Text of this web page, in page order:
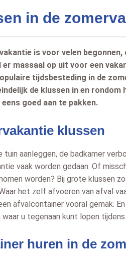
in de
is voor velen
er massaal op uit voor een
tijdsbesteding in de
de klussen in en
goed aan te pakken.
klussen
tuin aanleggen, de badkamer
vaak worden gedaan. Of
worden? Bij grote klussen
het zelf afvoeren van afval
afvalcontainer vooral gemak.
waar u tegenaan kunt lopen tijdens
huren in de
over
is de tweede keer dat ik
heb besteld, snelle
en uitstekende
bedankt.
meer »
10
Marius
zegt over
Super blij
Lees meer